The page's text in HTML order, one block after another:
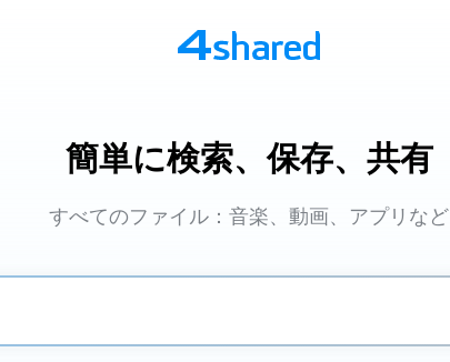
簡単に検索、保存、共有
すべてのファイル：音楽、動画、アプリなど